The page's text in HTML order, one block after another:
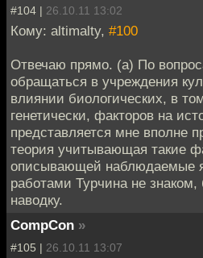
#104 | 26.10.11 13:02
Кому: altimalty, #100
Отвечаю прямо. (а) По
обращаться в учреждения
влиянии биологических, в
генетически, факторов на
представляется мне вполне
теория учитывающая такие
описывающей наблюдаемые
работами Турчина не знаком,
наводку.
CompCon »
#105 | 26.10.11 13:07